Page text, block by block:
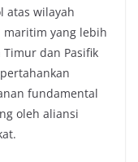
atas wilayah
yang lebih
dan Pasifik
fundamental
oleh aliansi